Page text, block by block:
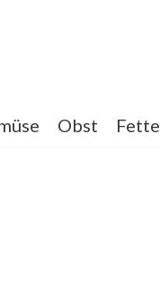
Obst Fette